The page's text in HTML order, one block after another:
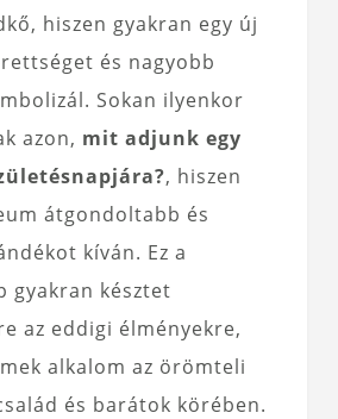
hiszen gyakran egy új
és nagyobb
Sokan ilyenkor
azon, mit adjunk egy
, hiszen
átgondoltabb és
kíván. Ez a
gyakran késztet
az eddigi élményekre,
alkalom az örömteli
és barátok körében.